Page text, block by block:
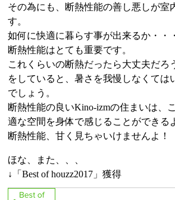
その為にも、断熱性能の善し悪しが室
す。
如何に快適に暮らす事が出来るか・・
断熱性能はとても重要です。
これくらいの断熱だったら大丈夫だろ
をしていると、暑さを我慢しなくては
でしょう。
断熱性能の良いKino-izmの住まいは、
適な空間を身体で感じることができる
断熱性能、甘く見ちゃいけませんよ！
ほな、また、、、
↓「Best of houzz2017」獲得